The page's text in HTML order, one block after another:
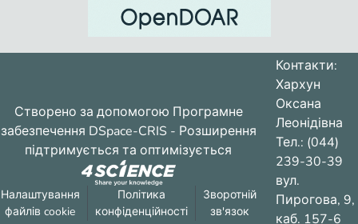
Створено за допомогою Програмне
забезпечення DSpace-CRIS - Розширення
підтримується та оптимізується
Налаштування
файлів cookie
Політика
конфіденційності
Зворотній
зв'язок
Контакти:
Хархун
Оксана
Леонідівна
Тел.: (044)
239-30-39
вул.
Пирогова, 9,
каб. 157-6